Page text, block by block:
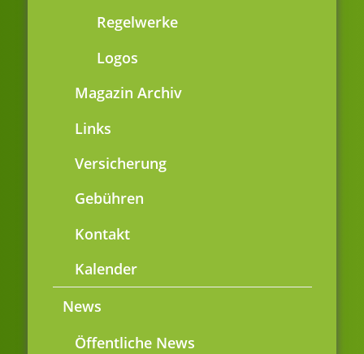
Regelwerke
Logos
Magazin Archiv
Links
Versicherung
Gebühren
Kontakt
Kalender
News
Öffentliche News